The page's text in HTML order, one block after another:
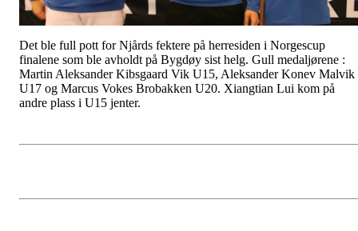
Det ble full pott for Njårds fektere på herresiden i Norgescup
finalene som ble avholdt på Bygdøy sist helg. Gull medaljørene :
Martin Aleksander Kibsgaard Vik U15, Aleksander Konev Malvik
U17 og Marcus Vokes Brobakken U20. Xiangtian Lui kom på
andre plass i U15 jenter.